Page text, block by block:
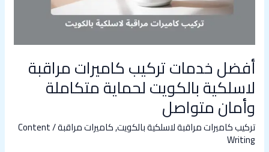
أفضل خدمات تركيب كاميرات مراقبة
لاسلكية بالكويت لحماية متكاملة
وأمان متواصل
تركيب كاميرات مراقبة لاسلكية بالكويت,كاميرات مراقبة/
Content
Writing
لحماية
وأمان
متواصل